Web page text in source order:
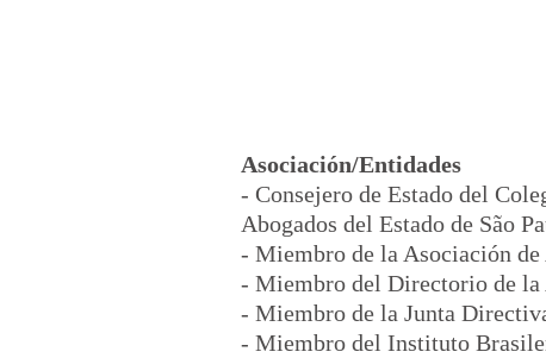
Asociación/Entidades
- Consejero de Estado del
Abogados del Estado de São
- Miembro de la Asociación de
- Miembro del Directorio de la
- Miembro de la Junta
- Miembro del Instituto